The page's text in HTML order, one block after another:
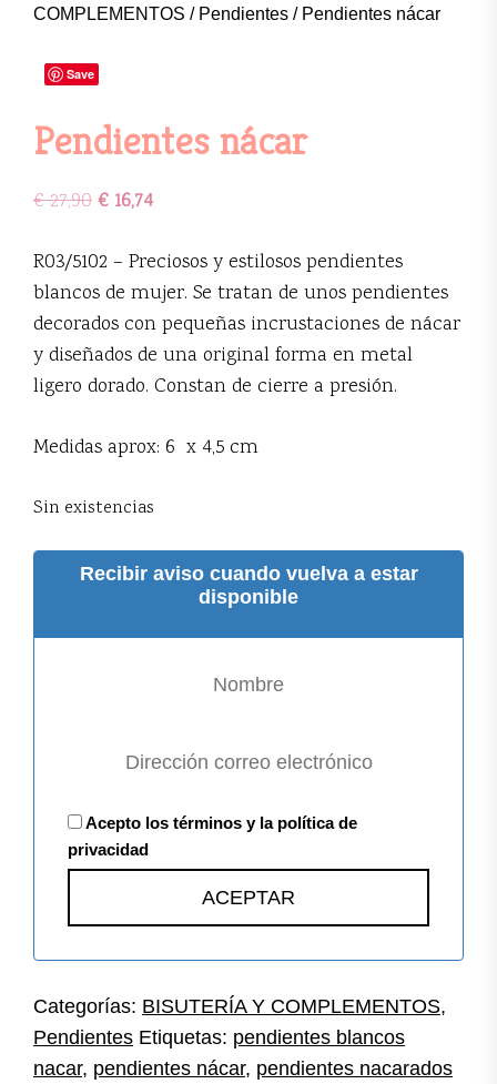
COMPLEMENTOS / Pendientes / Pendientes nácar
Save
Pendientes nácar
€27,90€ 16,74
R03/5102 – Preciosos y estilosos pendientes
blancos de mujer. Se tratan de unos pendientes
decorados con pequeñas incrustaciones de nácar
y diseñados de una original forma en metal
ligero dorado. Constan de cierre a presión.
Medidas aprox: 6 x 4,5 cm
Sin existencias
Recibir aviso cuando vuelva a estar
disponible
Acepto los términos y la política de
privacidad
Categorías: BISUTERÍA Y COMPLEMENTOS,
Pendientes Etiquetas: pendientes blancos
nacar, pendientes nácar, pendientes nacarados